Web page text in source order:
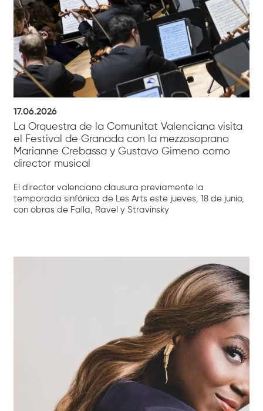
17.06.2026
La Orquestra de la Comunitat Valenciana visita
el Festival de Granada con la mezzosoprano
Marianne Crebassa y Gustavo Gimeno como
director musical
El director valenciano clausura previamente la
temporada sinfónica de Les Arts este jueves, 18 de junio,
con obras de Falla, Ravel y Stravinsky